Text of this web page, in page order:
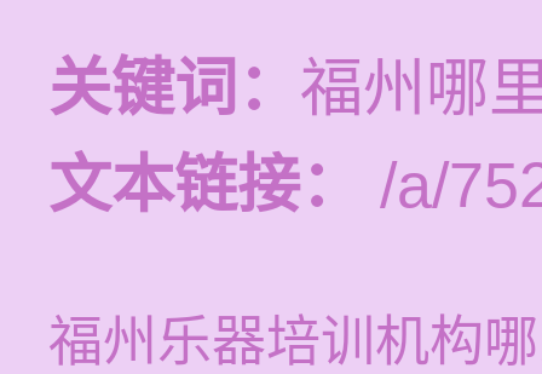
关键词： 福州哪
文本链接：
/a/
福州乐器培训机构